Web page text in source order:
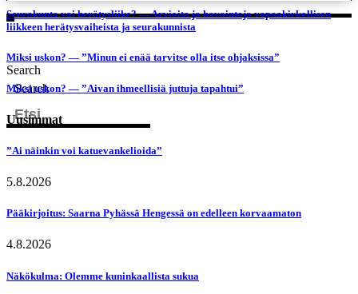
Search
Search
Seurakunta vai herätysliike? — Arvioita ja havaintoja vapaakirkollisen
liikkeen herätysvaiheista ja seurakunnista
Miksi uskon? — ”Minun ei enää tarvitse olla itse ohjaksissa”
Miksi uskon? — ”Aivan ihmeellisiä juttuja tapahtui”
Uusimmat
”Ai näinkin voi katuevankelioida”
5.8.2026
Pääkirjoitus: Saarna Pyhässä Hengessä on edelleen korvaamaton
4.8.2026
Näkökulma: Olemme kuninkaallista sukua